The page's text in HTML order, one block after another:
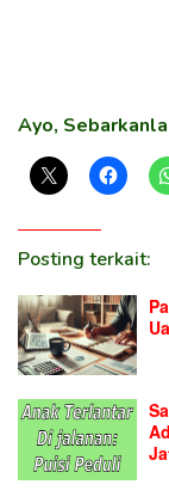
Ayo,
Posting terkait: